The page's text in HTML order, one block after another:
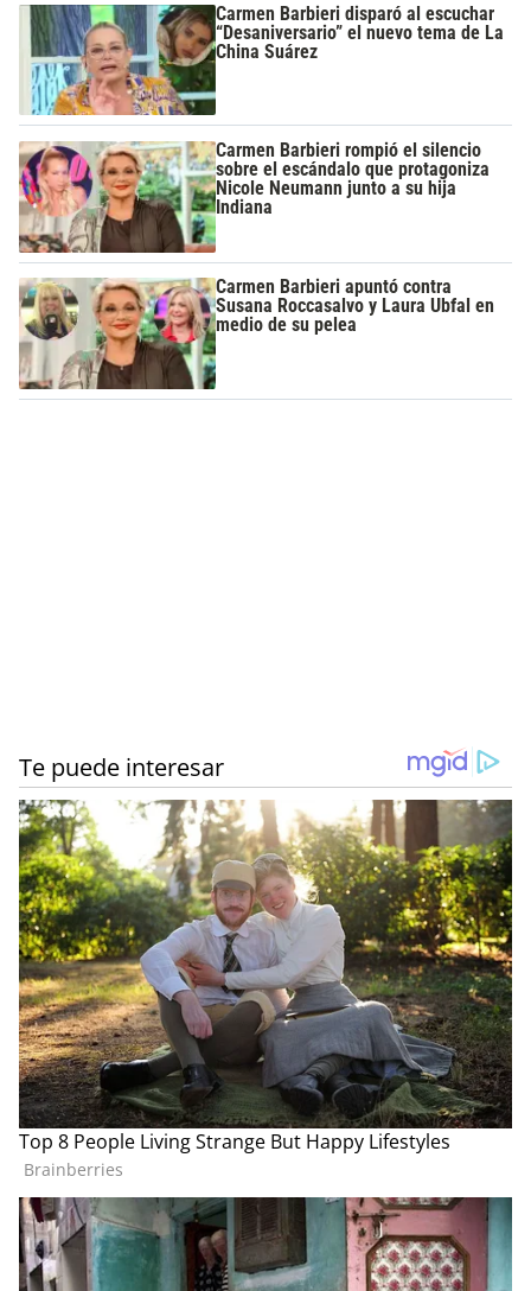
Carmen Barbieri disparó al escuchar
“Desaniversario” el nuevo tema de La
China Suárez
Carmen Barbieri rompió el silencio
sobre el escándalo que protagoniza
Nicole Neumann junto a su hija
Indiana
Carmen Barbieri apuntó contra
Susana Roccasalvo y Laura Ubfal en
medio de su pelea